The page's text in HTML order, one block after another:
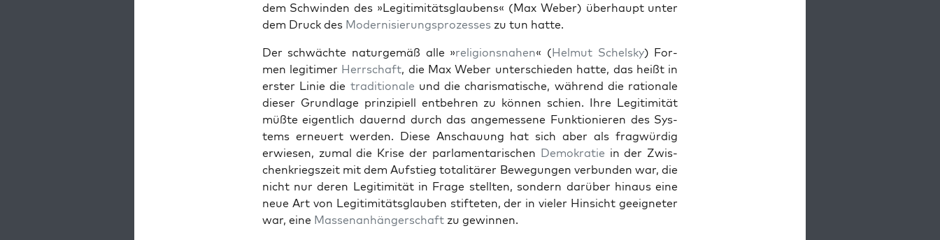
dem Schwinden des »Legit­im­itäts­glaubens« (Max Weber) über­haupt unter
dem Druck des Mod­ernisierung­sprozess­es zu tun hat­te.
Der schwächte naturgemäß alle »reli­gion­sna­hen« (Hel­mut Schel­sky) For­
men legit­imer Herrschaft, die Max Weber unter­schieden hat­te, das heißt in
erster Lin­ie die tra­di­tionale und die charis­ma­tis­che, während die ratio­nale
dieser Grund­lage prinzip­iell ent­behren zu kön­nen schien. Ihre Legit­im­ität
müßte eigentlich dauernd durch das angemessene Funk­tion­ieren des Sys­
tems erneuert wer­den. Diese Anschau­ung hat sich aber als frag­würdig
erwiesen, zumal die Krise der par­la­men­tarischen Demokratie in der Zwis­
chenkriegszeit mit dem Auf­stieg total­itär­er Bewe­gun­gen ver­bun­den war, die
nicht nur deren Legit­im­ität in Frage stell­ten, son­dern darüber hin­aus eine
neue Art von Legit­im­itäts­glauben stifteten, der in viel­er Hin­sicht geeigneter
war, eine Masse­nan­hänger­schaftzu gewin­nen.